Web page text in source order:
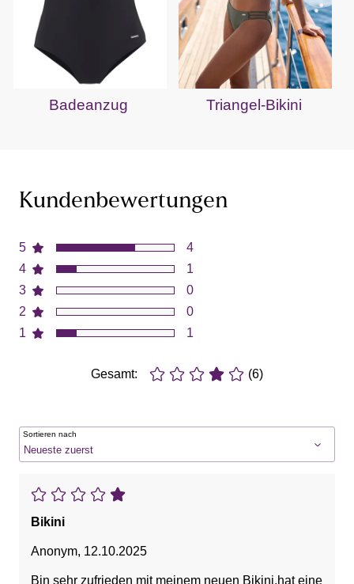
Badeanzug Triangel-Bikini
Kundenbewertungen
5
4
3
2
1
4
1
0
0
1
Gesamt: (6)
Sortieren nach
Bikini
Anonym, 12.10.2025
Bin sehr zufrieden mit meinem neuen Bikini,hat eine